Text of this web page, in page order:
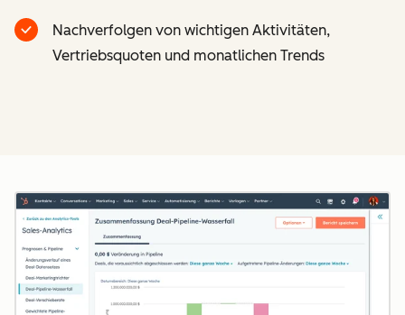
Nachverfolgen von wichtigen Aktivitäten,
Vertriebsquoten und monatlichen Trends